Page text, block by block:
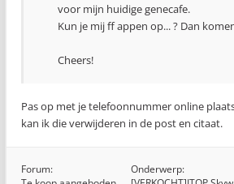
voor mijn huidige genecafe.
Kun je mij ff appen op... ? Dan
Cheers!
Pas op met je telefoonnummer online
kan ik die verwijderen in de post en citaat.
Forum:
Onderwerp: